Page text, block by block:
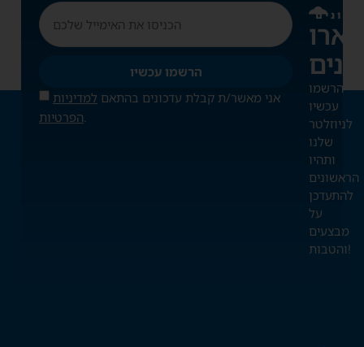
הרשמו
עכשיו
לניוזלטר
שלנו
ותהיו
הראשונים
להתעדכן
על
מבצעים
והטבות!
אני מאשר/ת קבלת עדכונים בהתאם למדיניות
הפרטיות
הרשמו עכשיו